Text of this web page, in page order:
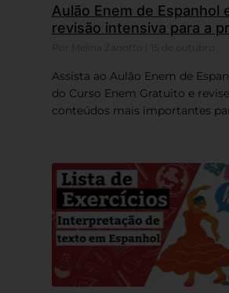
Aulão Enem de Espanhol
revisão intensiva para a
Assista ao Aulão Enem de
do Curso Enem Gratuito e
conteúdos mais importantes